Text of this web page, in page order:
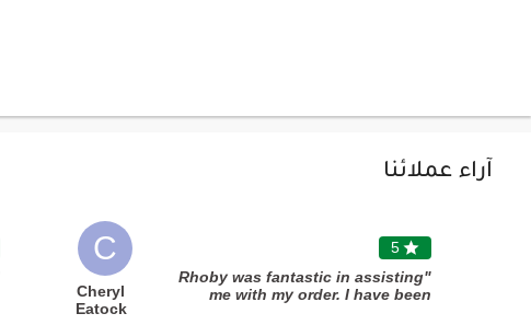
آراء عملائنا
C
Cheryl
Eatock
5
"Rhoby was fantastic in assisting
me with my order. I have been